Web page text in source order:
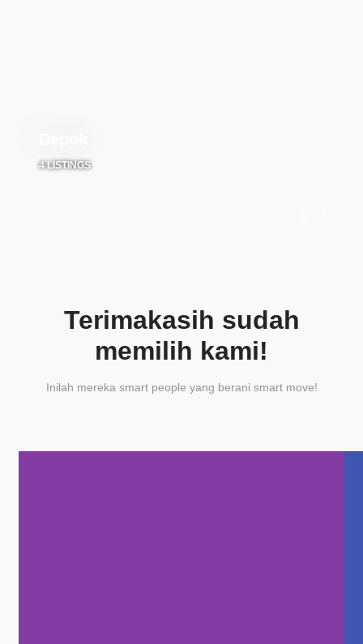
4 LISTINGS
Terimakasih sudah
memilih kami!
Inilah mereka smart people yang berani smart move!